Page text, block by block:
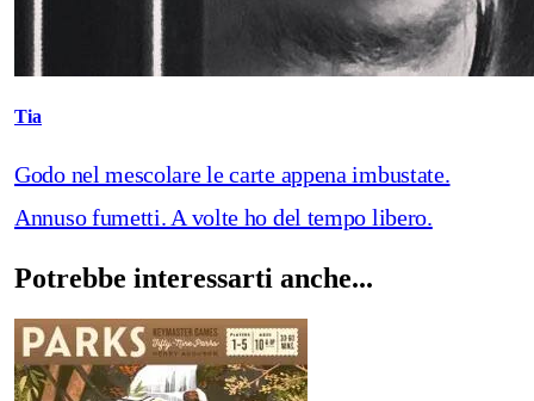
Tia
Godo nel mescolare le carte appena imbustate.
Annuso fumetti. A volte ho del tempo libero.
Potrebbe interessarti anche...